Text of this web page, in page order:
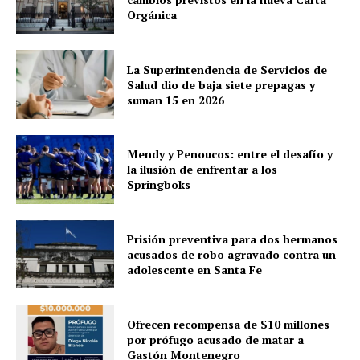
Orgánica
La Superintendencia de Servicios de
Salud dio de baja siete prepagas y
suman 15 en 2026
Mendy y Penoucos: entre el desafío y
la ilusión de enfrentar a los
Springboks
Prisión preventiva para dos hermanos
acusados de robo agravado contra un
adolescente en Santa Fe
Ofrecen recompensa de $10 millones
por prófugo acusado de matar a
Gastón Montenegro